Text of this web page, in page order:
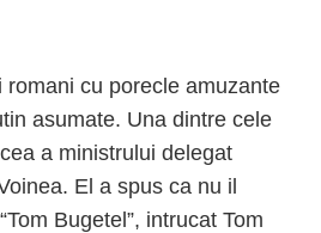
romani cu porecle amuzante
asumate. Una dintre cele
a ministrului delegat
El a spus ca nu il
Bugetel”, intrucat Tom